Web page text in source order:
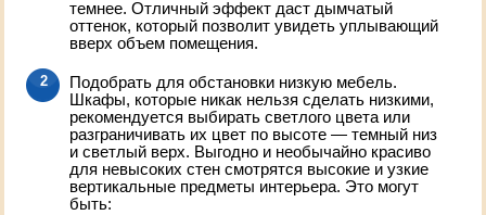
темнее. Отличный эффект даст дымчатый
оттенок, который позволит увидеть уплывающий
вверх объем помещения.
Подобрать для обстановки низкую мебель.
Шкафы, которые никак нельзя сделать низкими,
рекомендуется выбирать светлого цвета или
разграничивать их цвет по высоте — темный низ
и светлый верх. Выгодно и необычайно красиво
для невысоких стен смотрятся высокие и узкие
вертикальные предметы интерьера. Это могут
быть: